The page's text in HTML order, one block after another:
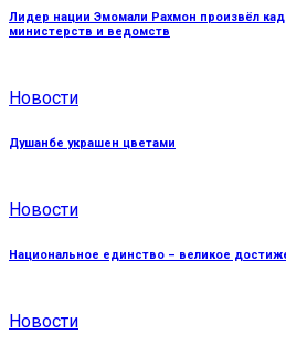
Лидер нации Эмомали Рахмон произвёл
министерств и ведомств
Новости
Душанбе украшен цветами
Новости
Национальное единство – великое
Новости